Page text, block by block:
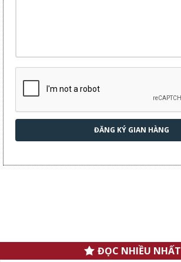
ĐĂNG KÝ GIAN HÀNG
. ĐỌC NHIỀU NHẤT